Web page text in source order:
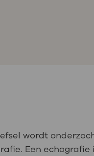
wordt
Een echografie